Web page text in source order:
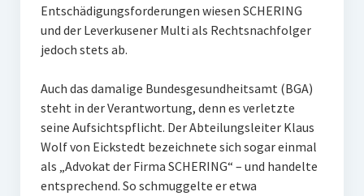
Entschädigungsforderungen wiesen SCHERING
und der Leverkusener Multi als Rechtsnachfolger
jedoch stets ab.
Auch das damalige Bundesgesundheitsamt (BGA)
steht in der Verantwortung, denn es verletzte
seine Aufsichtspflicht. Der Abteilungsleiter Klaus
Wolf von Eickstedt bezeichnete sich sogar einmal
als „Advokat der Firma SCHERING“ – und handelte
entsprechend. So schmuggelte er etwa